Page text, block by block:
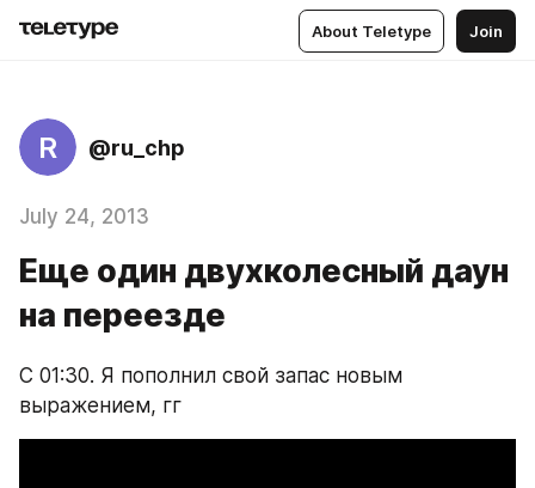
About Teletype Join
R @ru_chp
July 24, 2013
Еще один двухколесный даун
на переезде
С 01:30. Я пополнил свой запас новым
выражением, гг